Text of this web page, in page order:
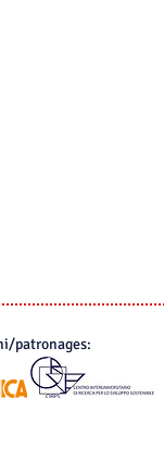
patronages: